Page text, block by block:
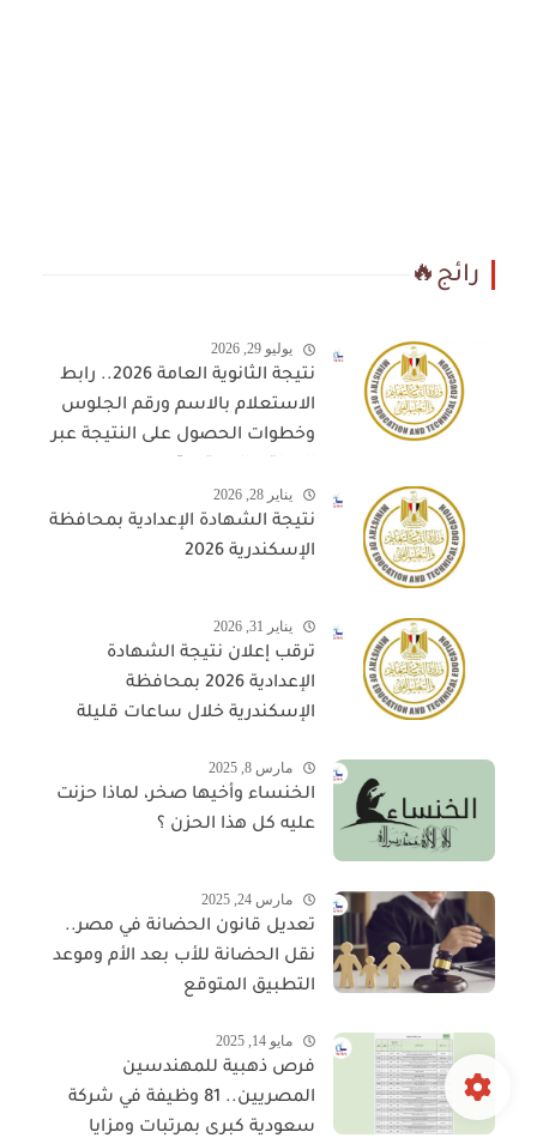
رائج🔥
يوليو 29, 2026
نتيجة الثانوية العامة 2026.. رابط
الاستعلام بالاسم ورقم الجلوس
وخطوات الحصول على النتيجة عبر
يناير 28, 2026
نتيجة الشهادة الإعدادية بمحافظة
الإسكندرية 2026
يناير 31, 2026
ترقب إعلان نتيجة الشهادة
الإعدادية 2026 بمحافظة
الإسكندرية خلال ساعات قليلة
مارس 8, 2025
الخنساء وأخيها صخر، لماذا حزنت
عليه كل هذا الحزن ؟
مارس 24, 2025
تعديل قانون الحضانة في مصر..
نقل الحضانة للأب بعد الأم وموعد
التطبيق المتوقع
مايو 14, 2025
فرص ذهبية للمهندسين
المصريين.. 81 وظيفة في شركة
سعودية كبرى بمرتبات ومزايا